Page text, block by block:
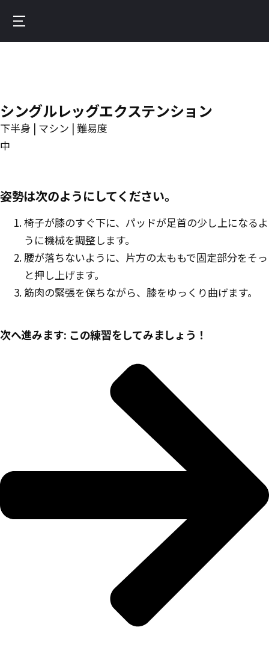
main
シングルレッグエクステンション
下半身 | マシン | 難易度
中
姿勢は次のようにしてください。
椅子が膝のすぐ下に、パッドが足首の少し上になるよ
うに機械を調整します。
腰が落ちないように、片方の太ももで固定部分をそっ
と押し上げます。
筋肉の緊張を保ちながら、膝をゆっくり曲げます。
次へ進みます: この練習をしてみましょう！